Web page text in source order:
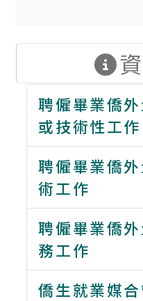
聘僱畢業僑
或技術性工作
聘僱畢業僑
術工作
聘僱畢業僑
務工作
僑生就業媒